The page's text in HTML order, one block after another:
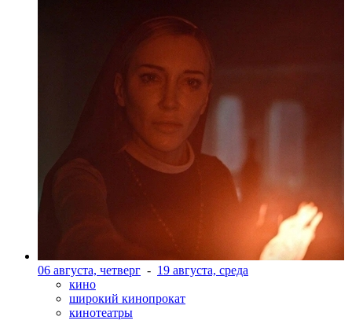
06 августа, четверг - 19 августа, среда
кино
широкий кинопрокат
кинотеатры